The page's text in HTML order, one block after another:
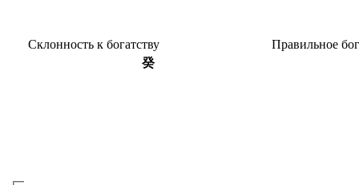
Склон­ность к богатству
Пра­виль­ное
癸